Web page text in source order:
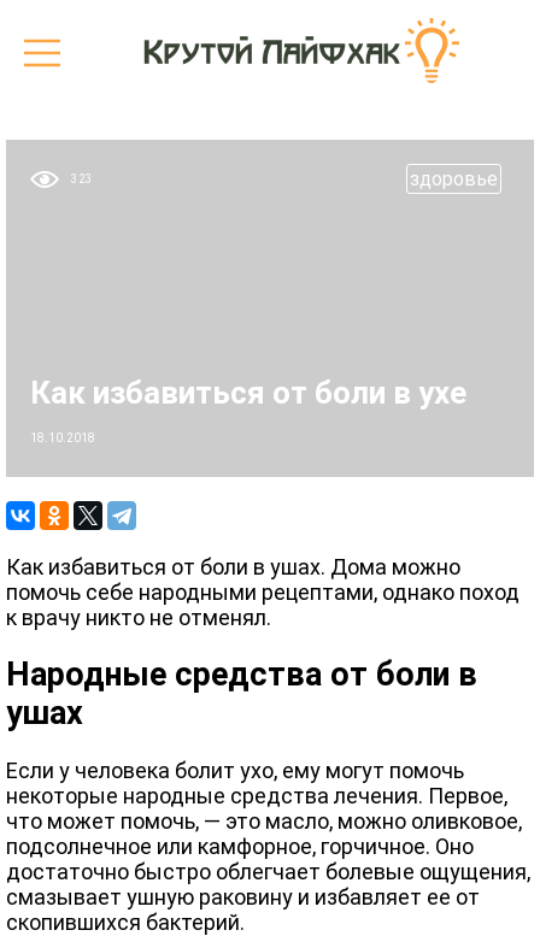
323 здоровье
Как избавиться от боли в ухе
18.10.2018
Как избавиться от боли в ушах. Дома можно
помочь себе народными рецептами, однако поход
к врачу никто не отменял.
Народные средства от боли в
ушах
Если у человека болит ухо, ему могут помочь
некоторые народные средства лечения. Первое,
что может помочь, — это масло, можно оливковое,
подсолнечное или камфорное, горчичное. Оно
достаточно быстро облегчает болевые ощущения,
смазывает ушную раковину и избавляет ее от
скопившихся бактерий.